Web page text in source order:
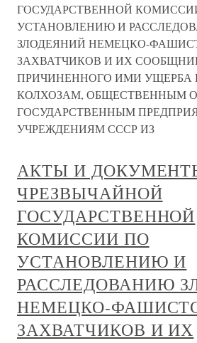
ГОСУДАРСТВЕННОЙ
УСТАНОВЛЕНИЮ И
ЗЛОДЕЯНИЙ НЕМЕЦКО-
ЗАХВАТЧИКОВ И ИХ
ПРИЧИНЕННОГО ИМИ УЩЕРБА
КОЛХОЗАМ, ОБЩЕСТВЕННЫМ
ГОСУДАРСТВЕННЫМ
УЧРЕЖДЕНИЯМ СССР ИЗ
АКТЫ И
ЧРЕЗВЫЧАЙНОЙ
ГОСУДАРСТВЕННОЙ
КОМИССИИ ПО
УСТАНОВЛЕНИЮ И
РАССЛЕДОВАНИЮ
НЕМЕЦКО-
ЗАХВАТЧИКОВ И ИХ